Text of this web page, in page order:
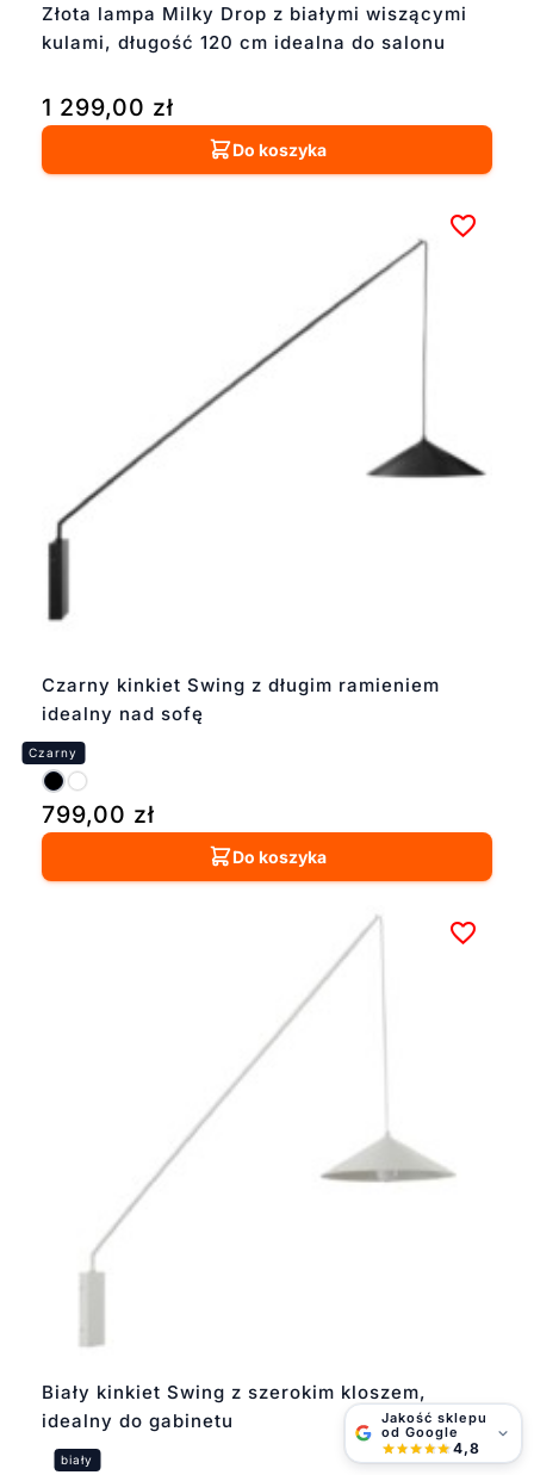
Złota lampa Milky Drop z białymi wiszącymi
kulami, długość 120 cm idealna do salonu
1 299,00 zł
Do koszyka
Czarny kinkiet Swing z długim ramieniem
idealny nad sofę
799,00 zł
Do koszyka
Biały kinkiet Swing z szerokim kloszem,
idealny do gabinetu
Jakość sklepu
od Google
4,8